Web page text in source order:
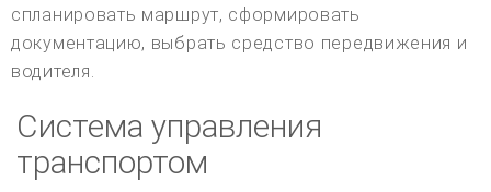
спланировать маршрут, сформировать
документацию, выбрать средство передвижения и
водителя.
Система управления
транспортом